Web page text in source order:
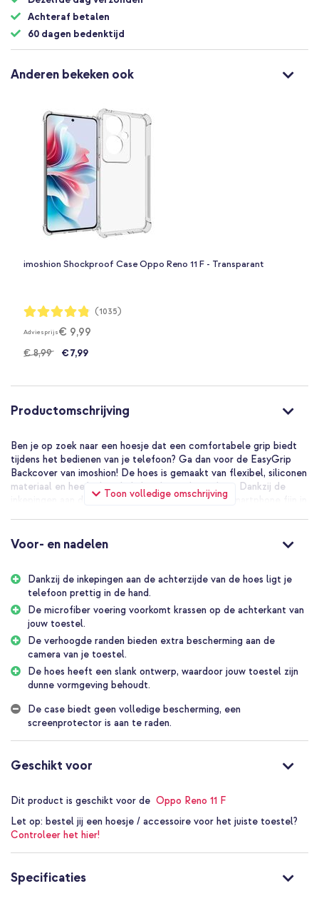
Achteraf betalen
60 dagen bedenktijd
Anderen bekeken ook
imoshion Shockproof Case Oppo Reno 11 F - Transparant
Waardering:
96%
(1035)
Adviesprijs€ 9,99
€ 8,99 € 7,99
Productomschrijving
Toon volledige omschrijving
Ben je op zoek naar een hoesje dat een comfortabele grip biedt
tijdens het bedienen van je telefoon? Ga dan voor de EasyGrip
Backcover van imoshion! De hoes is gemaakt van flexibel, siliconen
materiaal en heeft de schokabsorberende werking. Dankzij de
inkepingen aan de achterzijde van de hoes ligt je smartphone fijn in
Daarnaast voorkomt de microfiber voering krassen op de
Comfortabele grip op je telefoon
De achterzijde van de hoes beschikt over inkepingen, dit zorgt
voor een fijne grip bij het bedienen van je telefoon. Bovendien
heeft de hoes een slank ontwerp wat perfect om jouw toestel
heen past. Hierdoor blijft het strakke design van jouw smartphone
intact. Daarnaast ligt het hoesje dankzij zijn slanke vormgeving
comfortabel in de hand.
Dagelijkse bescherming van je smartphone
Het hoesje is vervaardigd uit flexibel, siliconen materiaal. Het
siliconen materiaal heeft een schokabsorberende werking en zorgt
voor bescherming tegen een val of stoot. Bovendien bieden de
verhoogde randen extra bescherming aan de camera van je
smartphone. Daarnaast beschikt de backcover over een microfiber
voering, deze voering voorkomt krassen aan de achterzijde van
Het hoesje is op maat gemaakt voor jouw smartphone en sluit
naadloos aan op het toestel. In de hoes zijn alle uitsparingen en
knoppen verwerkt. Zo zijn de poorten volledig toegankelijk en zijn
Voor- en nadelen
Dankzij de inkepingen aan de achterzijde van de hoes ligt je
telefoon prettig in de hand.
De microfiber voering voorkomt krassen op de achterkant van
jouw toestel.
De verhoogde randen bieden extra bescherming aan de
camera van je toestel.
De hoes heeft een slank ontwerp, waardoor jouw toestel zijn
dunne vormgeving behoudt.
De case biedt geen volledige bescherming, een
screenprotector is aan te raden.
Geschikt voor
Dit product is geschikt voor de Oppo Reno 11 F
Let op: bestel jij een hoesje / accessoire voor het juiste toestel?
Controleer het hier!
Specificaties